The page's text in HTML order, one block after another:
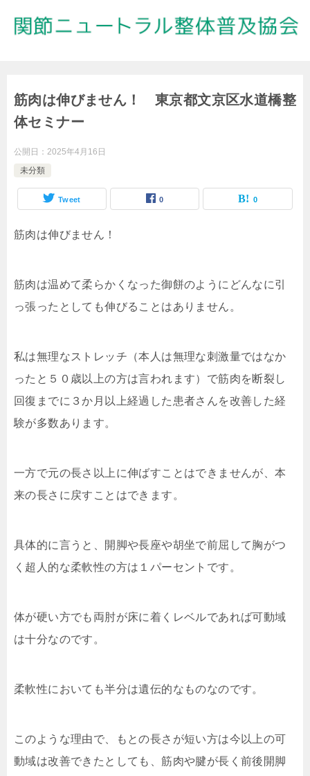
筋肉は伸びません！ 東京都文京区水道橋整
体セミナー
公開日： 2025年4月16日
未分類
Tweet 0 0
筋肉は伸びません！
筋肉は温めて柔らかくなった御餅のようにどんなに引
っ張ったとしても伸びることはありません。
私は無理なストレッチ（本人は無理な刺激量ではなか
ったと５０歳以上の方は言われます）で筋肉を断裂し
回復までに３か月以上経過した患者さんを改善した経
験が多数あります。
一方で元の長さ以上に伸ばすことはできませんが、本
来の長さに戻すことはできます。
具体的に言うと、開脚や長座や胡坐で前屈して胸がつ
く超人的な柔軟性の方は１パーセントです。
体が硬い方でも両肘が床に着くレベルであれば可動域
は十分なのです。
柔軟性においても半分は遺伝的なものなのです。
このような理由で、もとの長さが短い方は今以上の可
動域は改善できたとしても、筋肉や腱が長く前後開脚